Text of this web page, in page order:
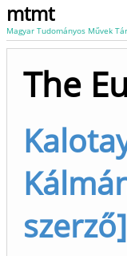
mtmt
Magyar Tudományos Művek
The
szerző]